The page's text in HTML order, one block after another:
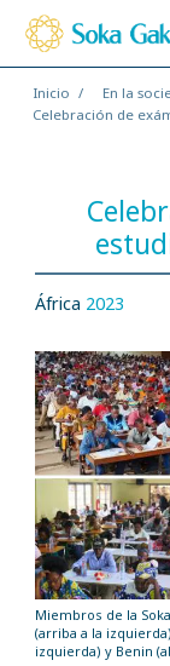
Inicio En la
Celebración de
África 2023
Miembros de la
(arriba a la
izquierda) y Benin